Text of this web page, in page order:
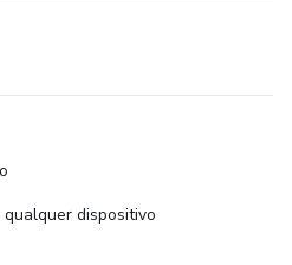
dispositivo